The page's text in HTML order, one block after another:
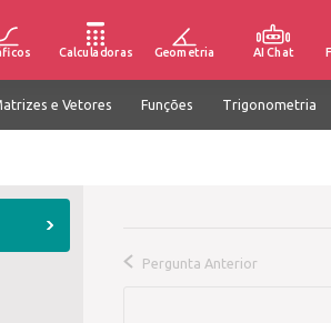
Calculadoras Geometria AI Chat
e Vetores Funções Trigonometria
Pergunta Anterior